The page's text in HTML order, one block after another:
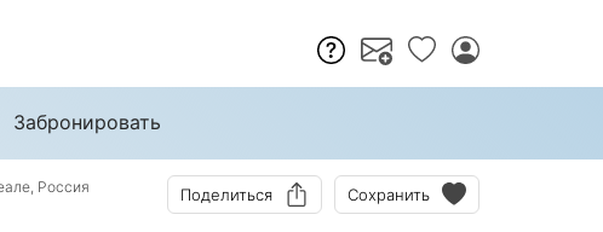
Забронировать
Россия Поделиться Сохранить